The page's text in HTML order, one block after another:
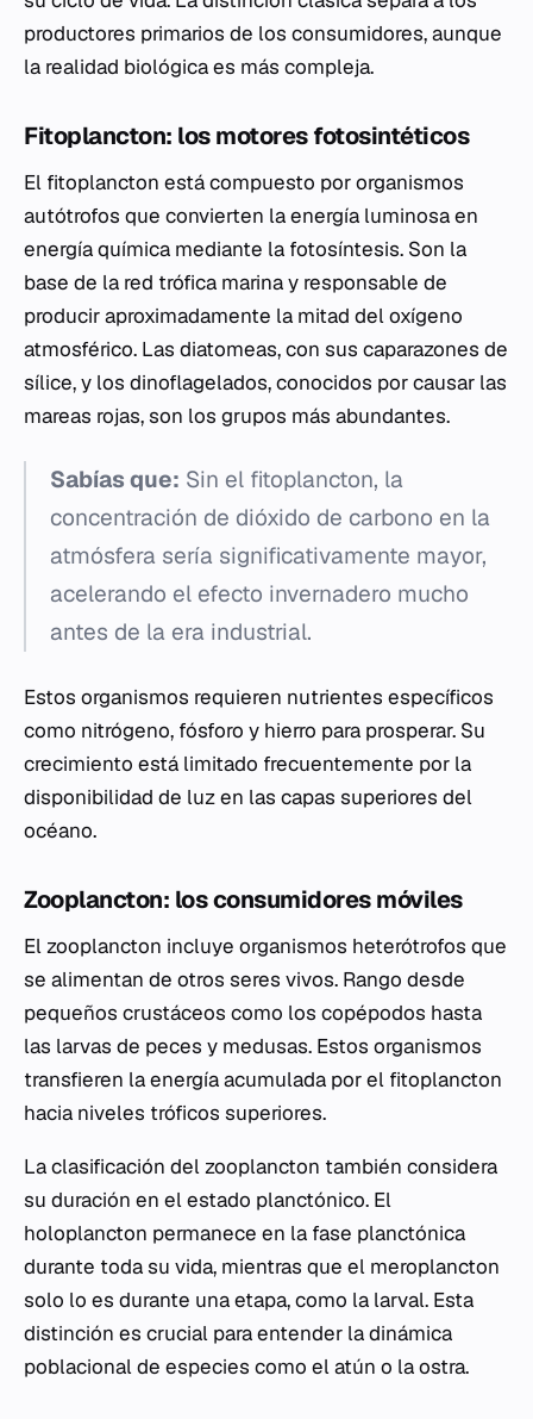
productores primarios de los consumidores, aunque
la realidad biológica es más compleja.
Fitoplancton: los motores fotosintéticos
El fitoplancton está compuesto por organismos
autótrofos que convierten la energía luminosa en
energía química mediante la fotosíntesis. Son la
base de la red trófica marina y responsable de
producir aproximadamente la mitad del oxígeno
atmosférico. Las diatomeas, con sus caparazones de
sílice, y los dinoflagelados, conocidos por causar las
mareas rojas, son los grupos más abundantes.
Sabías que: Sin el fitoplancton, la
concentración de dióxido de carbono en la
atmósfera sería significativamente mayor,
acelerando el efecto invernadero mucho
antes de la era industrial.
Estos organismos requieren nutrientes específicos
como nitrógeno, fósforo y hierro para prosperar. Su
crecimiento está limitado frecuentemente por la
disponibilidad de luz en las capas superiores del
océano.
Zooplancton: los consumidores móviles
El zooplancton incluye organismos heterótrofos que
se alimentan de otros seres vivos. Rango desde
pequeños crustáceos como los copépodos hasta
las larvas de peces y medusas. Estos organismos
transfieren la energía acumulada por el fitoplancton
hacia niveles tróficos superiores.
La clasificación del zooplancton también considera
su duración en el estado planctónico. El
holoplancton permanece en la fase planctónica
durante toda su vida, mientras que el meroplancton
solo lo es durante una etapa, como la larval. Esta
distinción es crucial para entender la dinámica
poblacional de especies como el atún o la ostra.